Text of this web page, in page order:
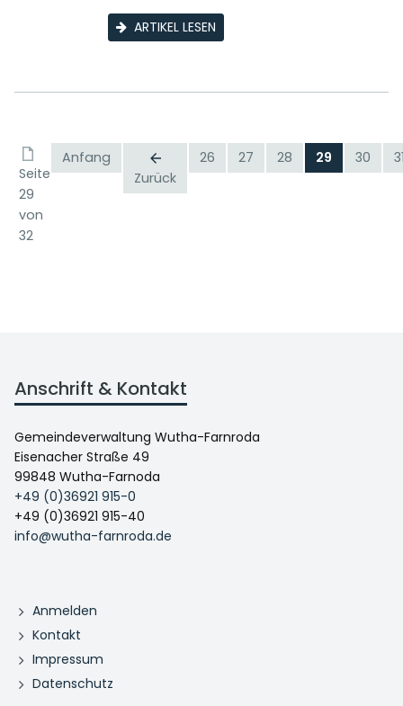
ARTIKEL LESEN
Seite
29
von
32
Anfang
Zurück
26 27 28 29 30
Anschrift & Kontakt
Gemeindeverwaltung Wutha-Farnroda
Eisenacher Straße 49
99848 Wutha-Farnoda
+49 (0)36921 915-0
+49 (0)36921 915-40
info@wutha-farnroda.de
Anmelden
Kontakt
Impressum
Datenschutz